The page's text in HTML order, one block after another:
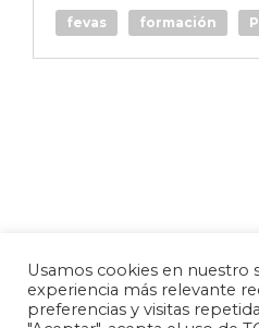
fevas formación
Usamos cookies en nuestro
experiencia más relevante
preferencias y visitas